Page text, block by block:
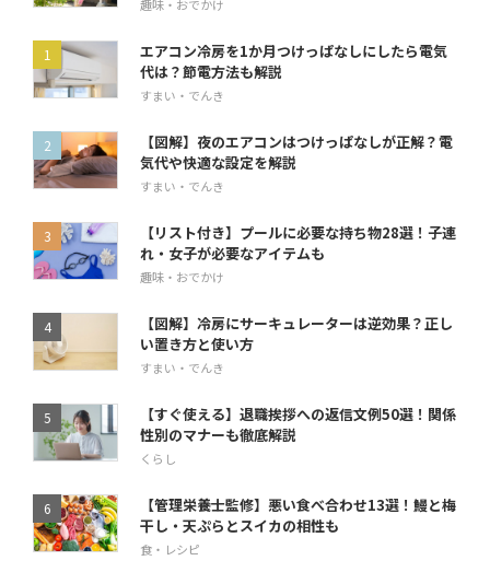
趣味・おでかけ
エアコン冷房を1か月つけっぱなしにしたら電気
代は？節電方法も解説
すまい・でんき
【図解】夜のエアコンはつけっぱなしが正解？電
気代や快適な設定を解説
すまい・でんき
【リスト付き】プールに必要な持ち物28選！子連
れ・女子が必要なアイテムも
趣味・おでかけ
【図解】冷房にサーキュレーターは逆効果？正し
い置き方と使い方
すまい・でんき
【すぐ使える】退職挨拶への返信文例50選！関係
性別のマナーも徹底解説
くらし
【管理栄養士監修】悪い食べ合わせ13選！鰻と梅
干し・天ぷらとスイカの相性も
食・レシピ